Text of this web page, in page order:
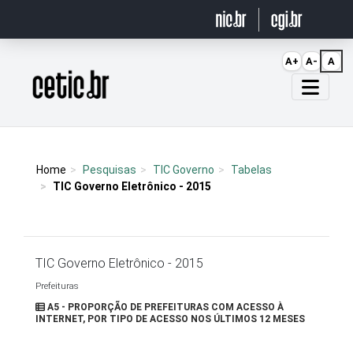
Página inicial
Home Pesquisas TIC Governo
Tabelas
TIC Governo Eletrônico - 2015
TIC Governo Eletrônico - 2015
Prefeituras
A5 - PROPORÇÃO DE PREFEITURAS COM ACESSO À
INTERNET, POR TIPO DE ACESSO NOS ÚLTIMOS 12 MESES
A+ A- A